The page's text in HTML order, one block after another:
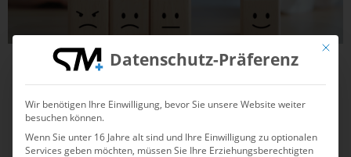
15.11.2022 13:50
Keine Angst vor Kritik: So gehst du mit
negativem Feedback um
Kritik kann unangenehm sein, aber sie bietet auch eine
Mit
Datenschutz-Präferenz
Wir benötigen Ihre Einwilligung, bevor Sie unsere Website weiter
besuchen können.
Wenn Sie unter 16 Jahre alt sind und Ihre Einwilligung zu optionalen
Services geben möchten, müssen Sie Ihre Erziehungsberechtigten